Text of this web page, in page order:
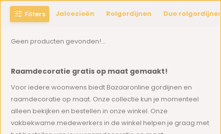
Filters Jaloezieën Rolgordijnen Duo
Geen producten gevonden!...
Raamdecoratie gratis op maat gemaakt!
Voor iedere woonwens biedt Bazaaronline gordijnen en
raamdecoratie op maat. Onze collectie kun je momenteel
alleen bekijken en bestellen in onze winkel. Onze
vakbekwame medewerkers in de winkel helpen je graag met